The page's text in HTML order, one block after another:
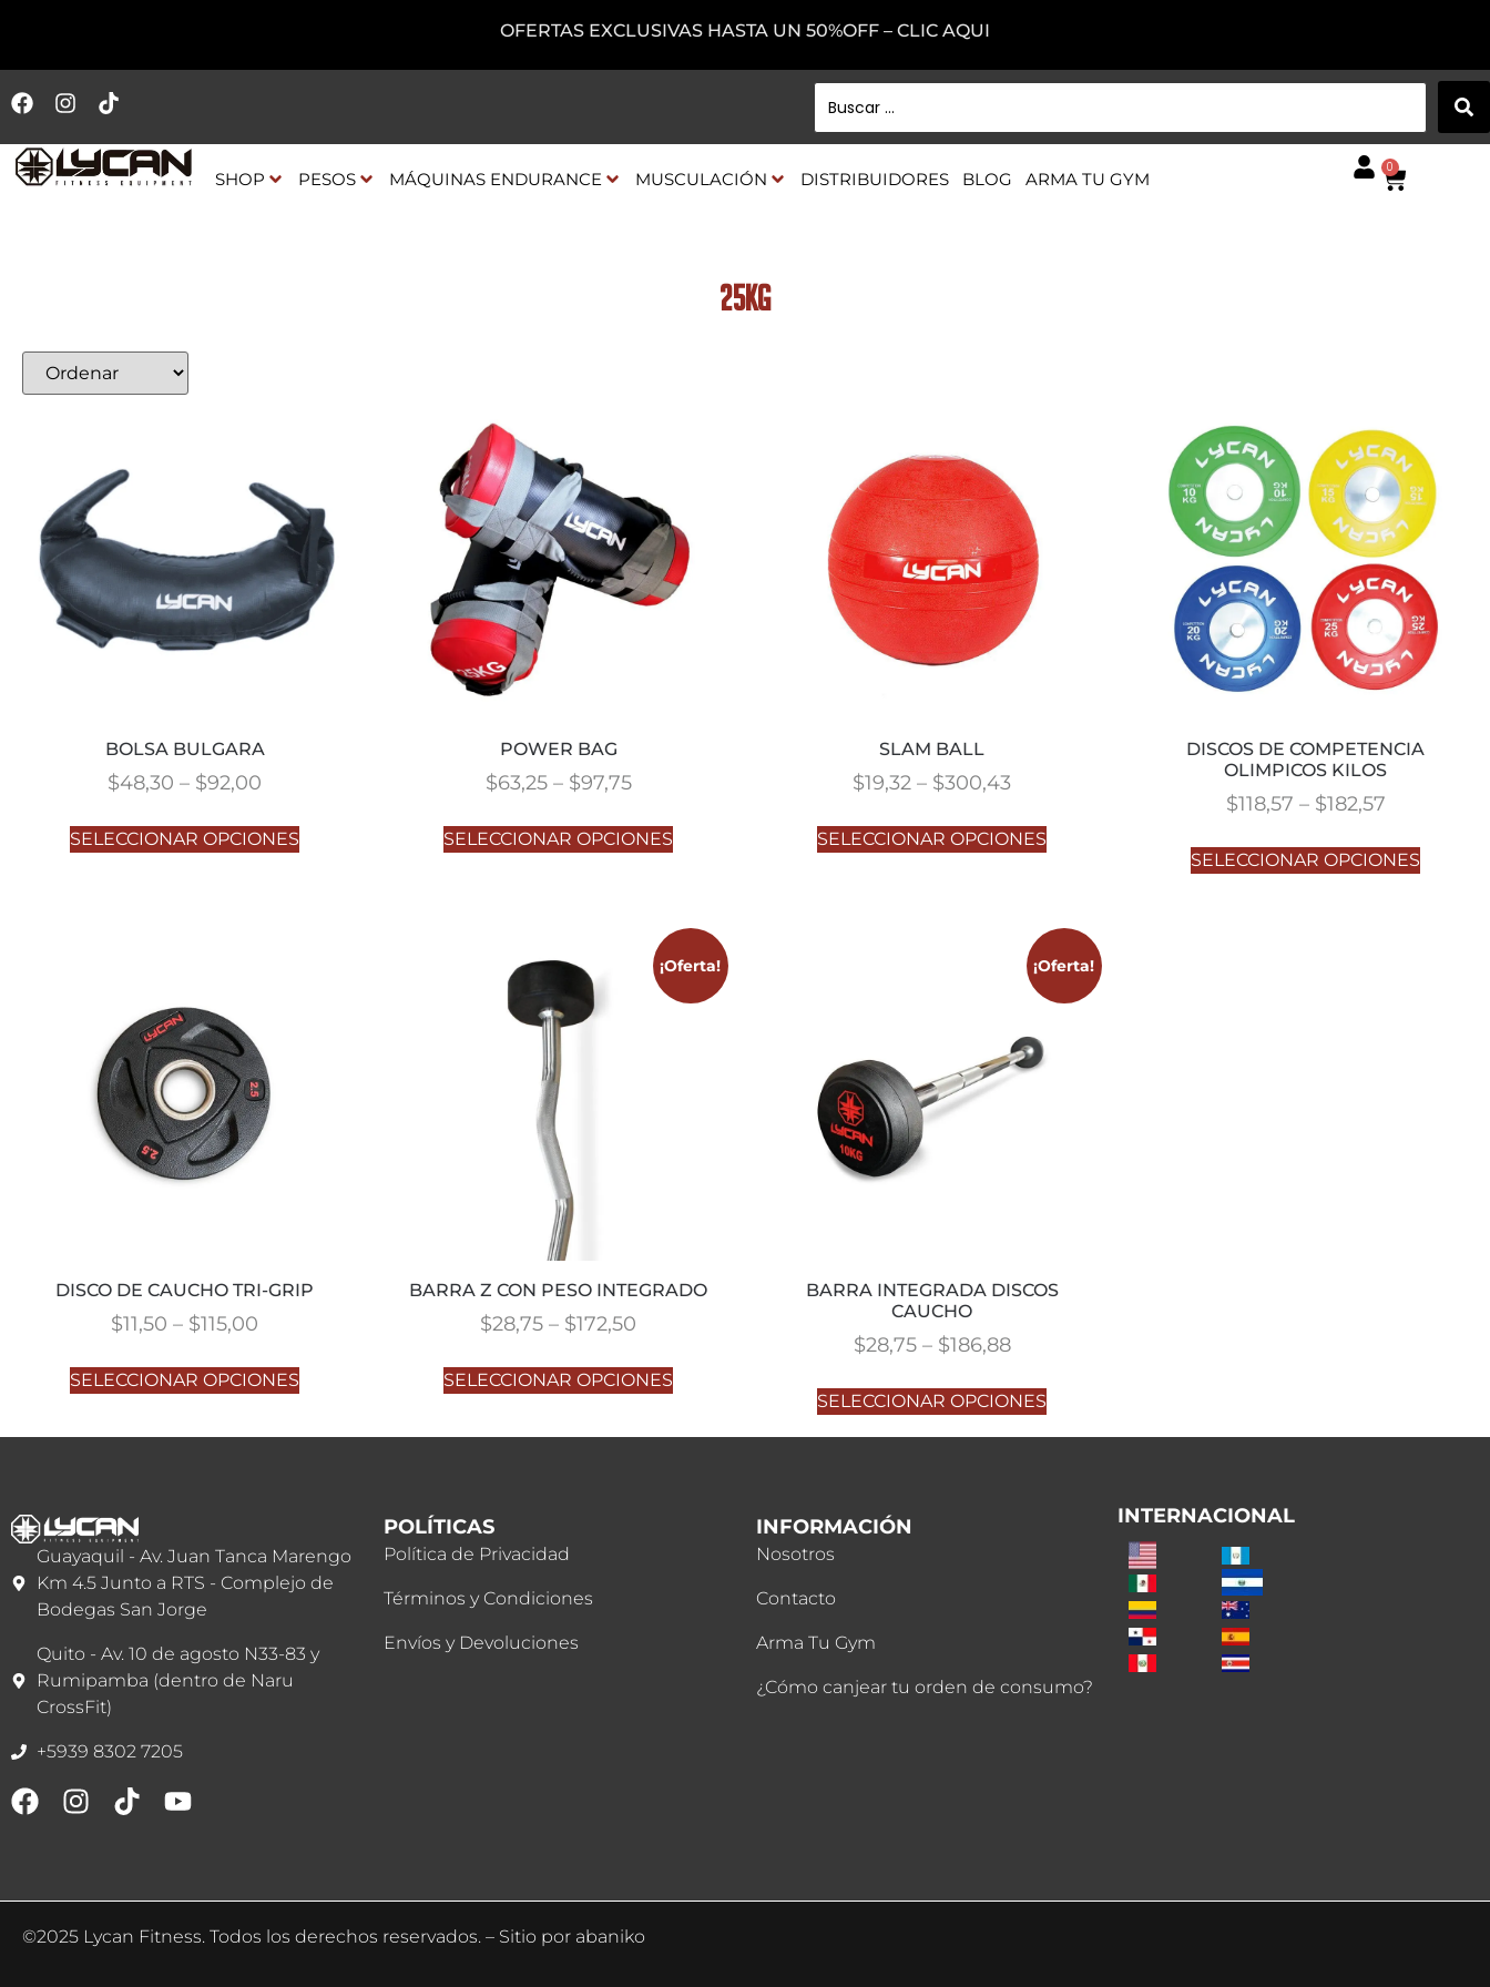
OFERTAS EXCLUSIVAS HASTA UN 50%OFF – CLIC AQUI
SHOP PESOS MÁQUINAS ENDURANCE MUSCULACIÓN DISTRIBUIDORES BLOG ARMA TU GYM
0
25Kg
BOLSA BULGARA
$48,30 – $92,00
SELECCIONAR OPCIONES
POWER BAG
$63,25 – $97,75
SELECCIONAR OPCIONES
SLAM BALL
$19,32 – $300,43
SELECCIONAR OPCIONES
DISCOS DE COMPETENCIA
OLIMPICOS KILOS
$118,57 – $182,57
SELECCIONAR OPCIONES
DISCO DE CAUCHO TRI-GRIP
$11,50 – $115,00
SELECCIONAR OPCIONES
¡Oferta!
BARRA Z CON PESO INTEGRADO
$28,75 – $172,50
SELECCIONAR OPCIONES
¡Oferta!
BARRA INTEGRADA DISCOS
CAUCHO
$28,75 – $186,88
SELECCIONAR OPCIONES
Guayaquil - Av. Juan Tanca Marengo
Km 4.5 Junto a RTS - Complejo de
Bodegas San Jorge
Quito - Av. 10 de agosto N33-83 y
Rumipamba (dentro de Naru
CrossFit)
+5939 8302 7205
POLÍTICAS
Política de Privacidad
Términos y Condiciones
Envíos y Devoluciones
INFORMACIÓN
Nosotros
Contacto
Arma Tu Gym
¿Cómo canjear tu orden de consumo?
INTERNACIONAL
©2025 Lycan Fitness. Todos los derechos reservados. – Sitio por abaniko